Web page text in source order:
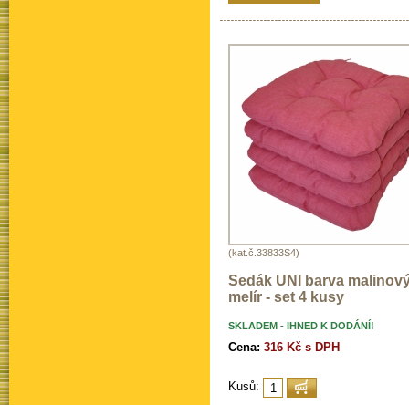
(kat.č.33833S4)
Sedák UNI barva
melír - set 4 kusy
SKLADEM - IHNED K DODÁNÍ!
Cena: 316 Kč s DPH
Kusů: